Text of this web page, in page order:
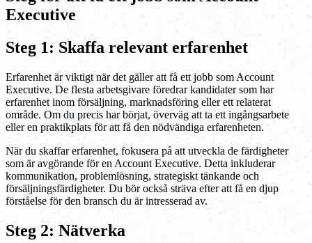
Executive
Steg 1: Skaffa relevant erfarenhet
Erfarenhet är viktigt när det gäller att få ett jobb som Account
Executive. De flesta arbetsgivare föredrar kandidater som har
erfarenhet inom försäljning, marknadsföring eller ett relaterat
område. Om du precis har börjat, överväg att ta ett ingångsarbete
eller en praktikplats för att få den nödvändiga erfarenheten.
När du skaffar erfarenhet, fokusera på att utveckla de färdigheter
som är avgörande för en Account Executive. Detta inkluderar
kommunikation, problemlösning, strategiskt tänkande och
försäljningsfärdigheter. Du bör också sträva efter att få en djup
förståelse för den bransch du är intresserad av.
Steg 2: Nätverka